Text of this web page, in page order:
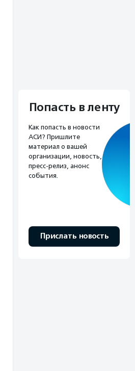
Попасть в ленту
Как попасть в новости
АСИ? Пришлите
материал о вашей
организации, новость,
пресс-релиз, анонс
события.
Прислать новость